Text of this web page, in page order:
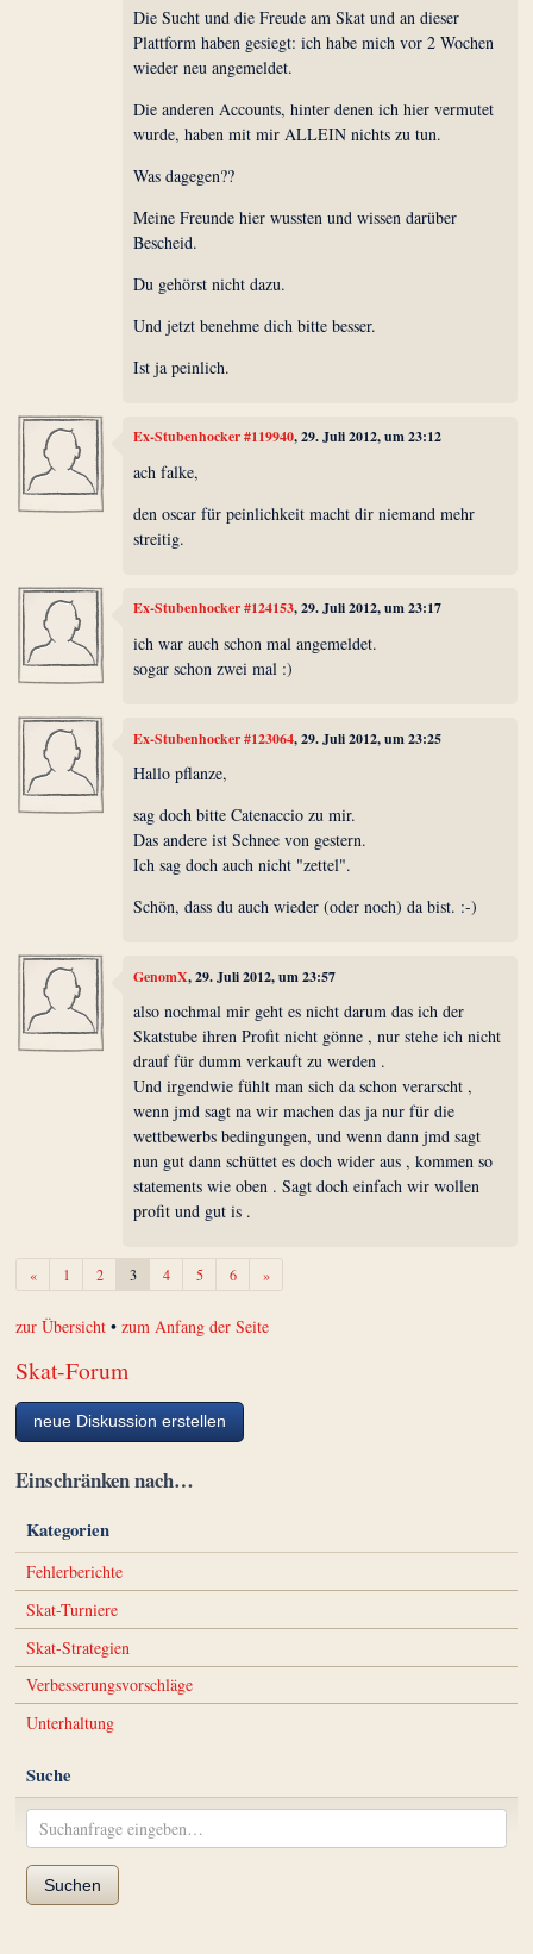
Die Sucht und die Freude am Skat und an dieser
Plattform haben gesiegt: ich habe mich vor 2 Wochen
wieder neu angemeldet.
Die anderen Accounts, hinter denen ich hier vermutet
wurde, haben mit mir ALLEIN nichts zu tun.
Was dagegen??
Meine Freunde hier wussten und wissen darüber
Bescheid.
Du gehörst nicht dazu.
Und jetzt benehme dich bitte besser.
Ist ja peinlich.
Ex-Stubenhocker #119940, 29. Juli 2012, um 23:12
ach falke,
den oscar für peinlichkeit macht dir niemand mehr
streitig.
Ex-Stubenhocker #124153, 29. Juli 2012, um 23:17
ich war auch schon mal angemeldet.
sogar schon zwei mal :)
Ex-Stubenhocker #123064, 29. Juli 2012, um 23:25
Hallo pflanze,
sag doch bitte Catenaccio zu mir.
Das andere ist Schnee von gestern.
Ich sag doch auch nicht "zettel".
Schön, dass du auch wieder (oder noch) da bist. :-)
GenomX, 29. Juli 2012, um 23:57
also nochmal mir geht es nicht darum das ich der
Skatstube ihren Profit nicht gönne , nur stehe ich nicht
drauf für dumm verkauft zu werden .
Und irgendwie fühlt man sich da schon verarscht ,
wenn jmd sagt na wir machen das ja nur für die
wettbewerbs bedingungen, und wenn dann jmd sagt
nun gut dann schüttet es doch wider aus , kommen so
statements wie oben . Sagt doch einfach wir wollen
profit und gut is .
«Zurück1 2 3 4 5 6 »Weiter
zur Übersicht •zum Anfang der Seite
Skat-Forum
neue Diskussion erstellen
Einschränken nach…
Kategorien
Fehlerberichte
Skat-Turniere
Skat-Strategien
Verbesserungsvorschläge
Unterhaltung
Suche
Suchen